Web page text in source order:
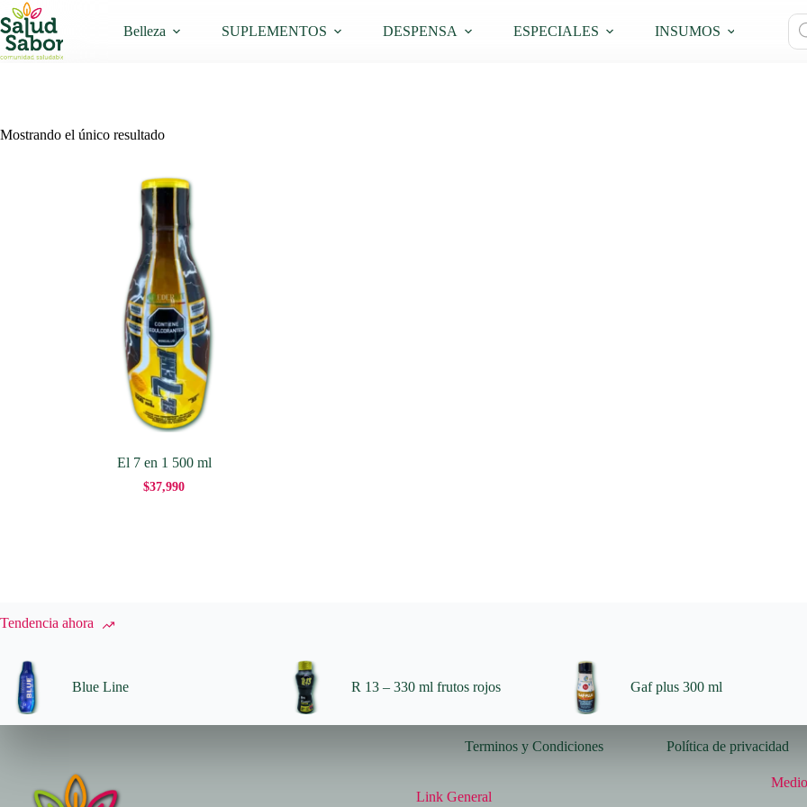
Saltar
al
contenido
Belleza SUPLEMENTOS DESPENSA ESPECIALES INSUMOS
de
Mostrando el único resultado
El 7 en 1 500 ml
$37,990
Tendencia ahora
Blue Line R 13 – 330 ml frutos rojos Gaf plus 300 ml
Terminos y Condiciones Política de privacidad
Link General